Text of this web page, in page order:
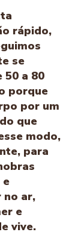
rápido,
se
50 a 80
porque
por um
que
modo,
para
e
no ar,
e
vive.